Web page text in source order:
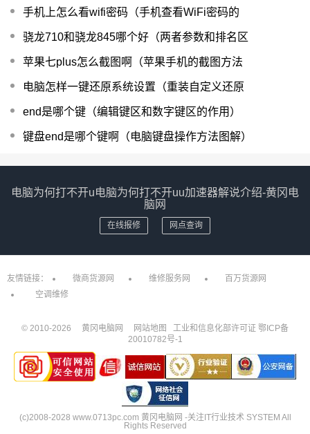
手机上怎么看wifi密码（手机查看WiFi密码的
骁龙710和骁龙845哪个好（两者参数和排名区
苹果七plus怎么截图啊（苹果手机的截图方法
电脑怎样一键还原系统设置（重装自定义还原
end是哪个键（编辑键区和数字键区的作用）
键盘end是哪个键啊（电脑键盘操作方法图解）
电脑为何打不开u电脑为何打不开uu加速器解说介绍-黄冈电
脑网
在线报修 网点查询
友情链接： 微商货源网 维修服务网
百万货源网
空调维修
© 2010-2026 黄冈电脑网 网站地图 工业和信息化部许可证 鄂ICP备
20010782号-1
(c)2008-2028 www.0713pc.com 黄冈电脑网 -关注IT行业技术 SYSTEM All
Rights Reserved